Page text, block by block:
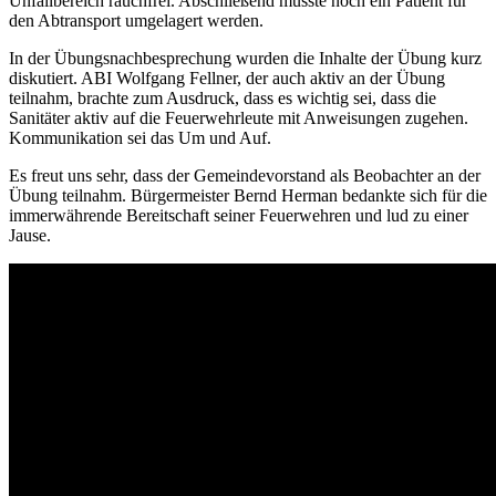
den Abtransport umgelagert werden.
In der Übungsnachbesprechung wurden die Inhalte der Übung kurz
diskutiert. ABI Wolfgang Fellner, der auch aktiv an der Übung
teilnahm, brachte zum Ausdruck, dass es wichtig sei, dass die
Sanitäter aktiv auf die Feuerwehrleute mit Anweisungen zugehen.
Kommunikation sei das Um und Auf.
Es freut uns sehr, dass der Gemeindevorstand als Beobachter an der
Übung teilnahm. Bürgermeister Bernd Herman bedankte sich für die
immerwährende Bereitschaft seiner Feuerwehren und lud zu einer
Jause.